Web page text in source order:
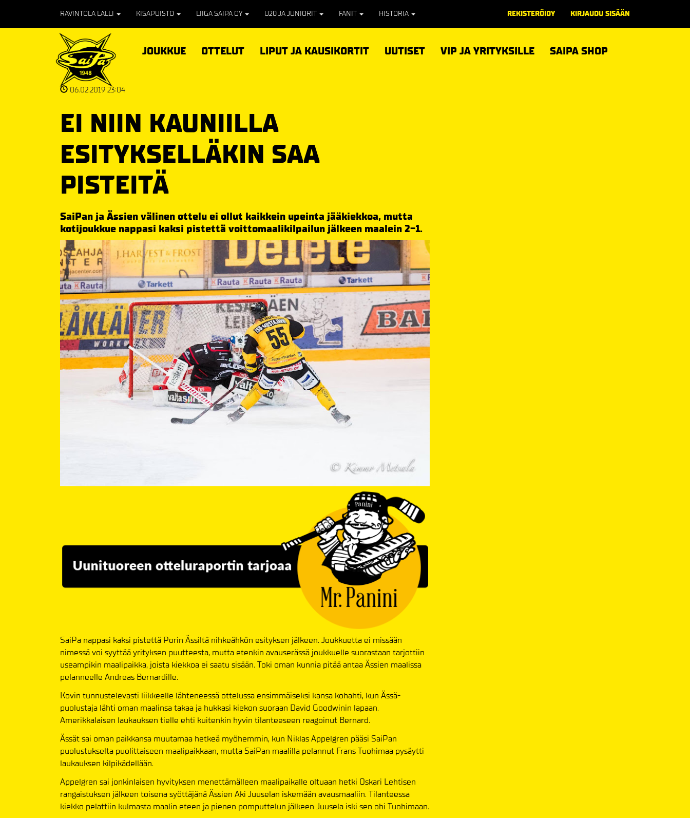
RAVINTOLA LALLI KISAPUISTO LIIGA SAIPA OY U20 JA JUNIORIT FANIT HISTORIA REKISTERÖIDY KIRJAUDU SISÄÄN
JOUKKUE OTTELUT LIPUT JA KAUSIKORTIT UUTISET VIP JA YRITYKSILLE SAIPA SHOP
06.02.2019 23:04
EI NIIN KAUNIILLA
ESITYKSELLÄKIN SAA
PISTEITÄ
SaiPan ja Ässien välinen ottelu ei ollut kaikkein upeinta jääkiekkoa, mutta
kotijoukkue nappasi kaksi pistettä voittomaalikilpailun jälkeen maalein 2-1.
SaiPa nappasi kaksi pistettä Porin Ässiltä nihkeähkön esityksen jälkeen. Joukkuetta ei missään
nimessä voi syyttää yrityksen puutteesta, mutta etenkin avauserässä joukkuelle suorastaan tarjottiin
useampikin maalipaikka, joista kiekkoa ei saatu sisään. Toki oman kunnia pitää antaa Ässien maalissa
pelanneelle Andreas Bernardille.
Kovin tunnustelevasti liikkeelle lähteneessä ottelussa ensimmäiseksi kansa kohahti, kun Ässä-
puolustaja lähti oman maalinsa takaa ja hukkasi kiekon suoraan David Goodwinin lapaan.
Amerikkalaisen laukauksen tielle ehti kuitenkin hyvin tilanteeseen reagoinut Bernard.
Ässät sai oman paikkansa muutamaa hetkeä myöhemmin, kun Niklas Appelgren pääsi SaiPan
puolustukselta puolittaiseen maalipaikkaan, mutta SaiPan maalilla pelannut Frans Tuohimaa pysäytti
laukauksen kilpikädellään.
Appelgren sai jonkinlaisen hyvityksen menettämälleen maalipaikalle oltuaan hetki Oskari Lehtisen
rangaistuksen jälkeen toisena syöttäjänä Ässien Aki Juuselan iskemään avausmaaliin. Tilanteessa
kiekko pelattiin kulmasta maalin eteen ja pienen pomputtelun jälkeen Juusela iski sen ohi Tuohimaan.